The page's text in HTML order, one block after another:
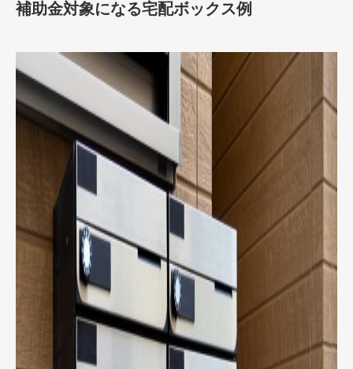
補助金対象になる宅配ボックス例